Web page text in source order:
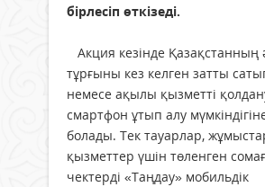
бірлесіп өткізеді.
Акция кезінде Қазақстанның
тұрғыны кез келген затты
немесе ақылы қызметті
смартфон ұтып алу
болады. Тек тауарлар,
қызметтер үшін төленген
чектерді «Таңдау» мобильдік